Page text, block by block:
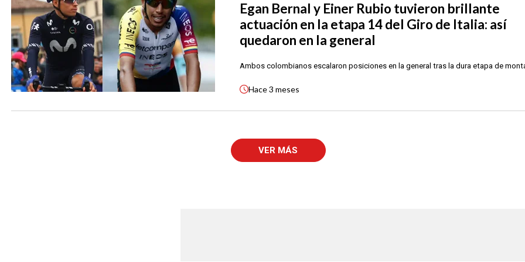
Egan Bernal y Einer Rubio tuvieron brillante
actuación en la etapa 14 del Giro de Italia: así
quedaron en la general
Ambos colombianos escalaron posiciones en la general tras la dura etapa de
Hace3 meses
VER MÁS